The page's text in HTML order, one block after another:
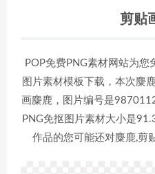
剪贴
POP免费PNG素材网站为您
图片素材模板下载，本次麋
画麋鹿，图片编号是
PNG免抠图片素材大小是
作品的您可能还对麋鹿,剪